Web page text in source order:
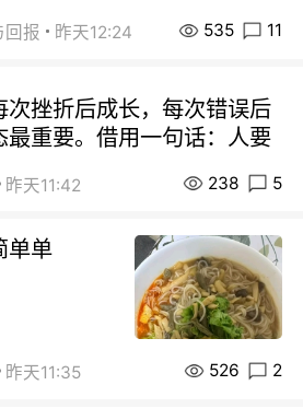
回报 昨天12:24 535 11
次挫折后成长，每次错误后
最重要。借用一句话：人要
昨天11:42 238 5
单单
昨天11:35 526 2